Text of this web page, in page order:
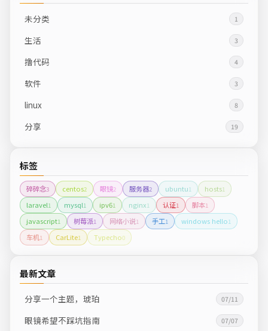
未分类 1
生活 3
撸代码 4
软件 3
linux 8
分享 19
标签
碎碎念3 centos2 眼镜2 服务器2 ubuntu1 hosts1
laravel1 mysql1 ipv61 nginx1 认证1 脚本1
javascript1 树莓派1 网络小说1 手工1 windows hello1
车机1 CarLite1 Typecho0
最新文章
分享一个主题，琥珀 07/11
眼镜希望不踩坑指南 07/07